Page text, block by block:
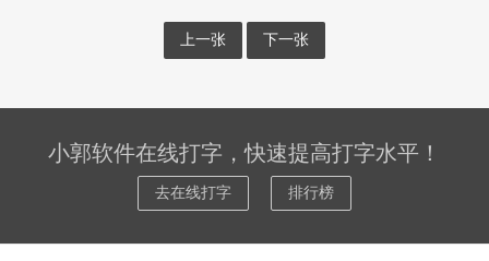
上一张 下一张
小郭软件在线打字，快速提高打字水平！
去在线打字 排行榜